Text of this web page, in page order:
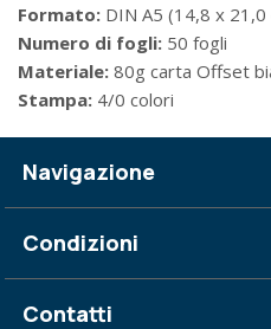
Formato: DIN A5 (14,8 x 21,0
Numero di fogli: 50 fogli
Materiale: 80g carta Offset
Stampa: 4/0 colori
Navigazione
Condizioni
Contatti